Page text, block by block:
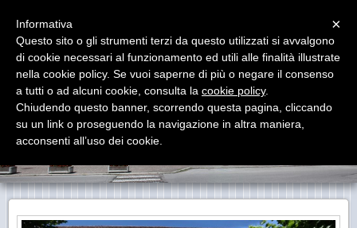
Istituto Carenzoni Monego
×
Informativa
Questo sito o gli strumenti terzi da questo utilizzati si avvalgono
di cookie necessari al funzionamento ed utili alle finalità illustrate
nella cookie policy. Se vuoi saperne di più o negare il consenso
a tutti o ad alcuni cookie, consulta la cookie policy.
Chiudendo questo banner, scorrendo questa pagina, cliccando
su un link o proseguendo la navigazione in altra maniera,
acconsenti all’uso dei cookie.